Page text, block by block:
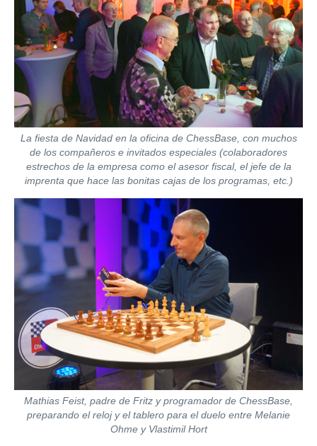
La fiesta de Navidad en la oficina de ChessBase, con muchos
de los compañeros e invitados especiales (colaboradores
estrechos de la empresa como el asesor fiscal, el jefe de la
imprenta que hace las bonitas cajas de los programas, etc.)
Mathias Feist, padre de Fritz y programador de ChessBase,
preparando el reloj y el tablero para el duelo entre Melanie
Ohme y Vlastimil Hort